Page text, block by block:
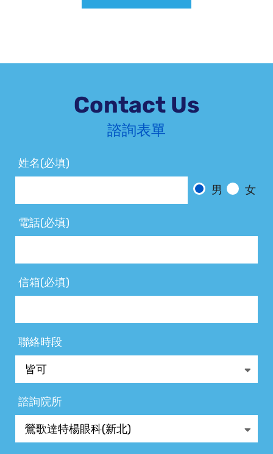
Contact Us
諮詢表單
姓名(必填)
男
女
電話(必填)
信箱(必填)
聯絡時段
諮詢院所